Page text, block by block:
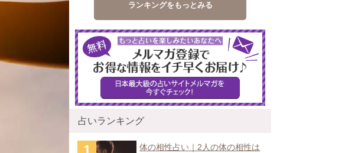
ランキングをもっとみる
占いランキング
体の相性占い｜2人の体の相性は